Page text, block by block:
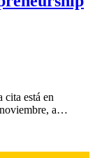
cita está en
a…